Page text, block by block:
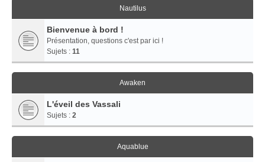
Nautilus
Bienvenue à bord !
Présentation, questions c'est par ici !
Sujets : 11
Awaken
L'éveil des Vassali
Sujets : 2
Aquablue